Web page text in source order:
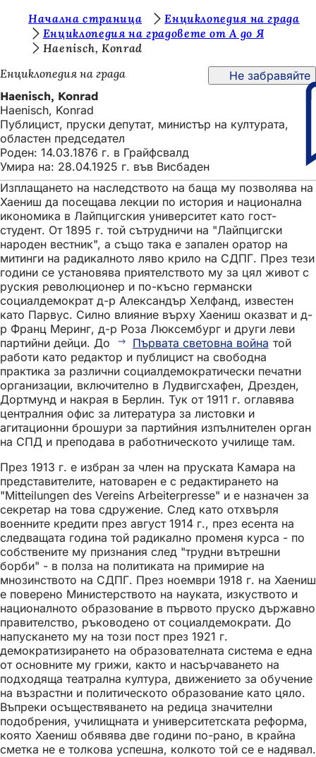
Преминаване към съдържанието
е
с
т
е
т
у
к
:
Начална страница
Енциклопедия на града
Енциклопедия на градовете от А до Я
Haenisch, Konrad
Енциклопедия на града
Не забравяйте
Haenisch, Konrad
Haenisch, Konrad
Публицист, пруски депутат, министър на културата,
областен председател
Роден: 14.03.1876 г. в Грайфсвалд
Умира на: 28.04.1925 г. във Висбаден
Изплащането на наследството на баща му позволява на
Хаениш да посещава лекции по история и национална
икономика в Лайпцигския университет като гост-
студент. От 1895 г. той сътрудничи на "Лайпцигски
народен вестник", а също така е запален оратор на
митинги на радикалното ляво крило на СДПГ. През тези
години се установява приятелството му за цял живот с
руския революционер и по-късно германски
социалдемократ д-р Александър Хелфанд, известен
като Парвус. Силно влияние върху Хаениш оказват и д-
р Франц Меринг, д-р Роза Люксембург и други леви
партийни дейци. До
Първата световна война той
работи като редактор и публицист на свободна
практика за различни социалдемократически печатни
организации, включително в Лудвигсхафен, Дрезден,
Дортмунд и накрая в Берлин. Тук от 1911 г. оглавява
централния офис за литература за листовки и
агитационни брошури за партийния изпълнителен орган
на СПД и преподава в работническото училище там.
През 1913 г. е избран за член на пруската Камара на
представителите, натоварен е с редактирането на
"Mitteilungen des Vereins Arbeiterpresse" и е назначен за
секретар на това сдружение. След като отхвърля
военните кредити през август 1914 г., през есента на
следващата година той радикално променя курса - по
собствените му признания след "трудни вътрешни
борби" - в полза на политиката на примирие на
мнозинството на СДПГ. През ноември 1918 г. на Хаениш
е поверено Министерството на науката, изкуството и
националното образование в първото пруско държавно
правителство, ръководено от социалдемократи. До
напускането му на този пост през 1921 г.
демократизирането на образователната система е една
от основните му грижи, както и насърчаването на
подходяща театрална култура, движението за обучение
на възрастни и политическото образование като цяло.
Въпреки осъществяването на редица значителни
подобрения, училищната и университетската реформа,
която Хаениш обявява две години по-рано, в крайна
сметка не е толкова успешна, колкото той се е надявал.